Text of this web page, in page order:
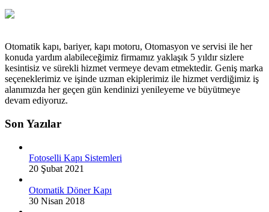
Otomatik kapı, bariyer, kapı motoru, Otomasyon ve servisi ile her
konuda yardım alabileceğimiz firmamız yaklaşık 5 yıldır sizlere
kesintisiz ve sürekli hizmet vermeye devam etmektedir. Geniş marka
seçeneklerimiz ve işinde uzman ekiplerimiz ile hizmet verdiğimiz iş
alanımızda her geçen gün kendinizi yenileyeme ve büyütmeye
devam ediyoruz.
Son Yazılar
Fotoselli Kapı Sistemleri
20 Şubat 2021
Otomatik Döner Kapı
30 Nisan 2018